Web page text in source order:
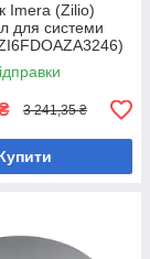
Imera (Zilio)
для системи
3 241,35 ₴